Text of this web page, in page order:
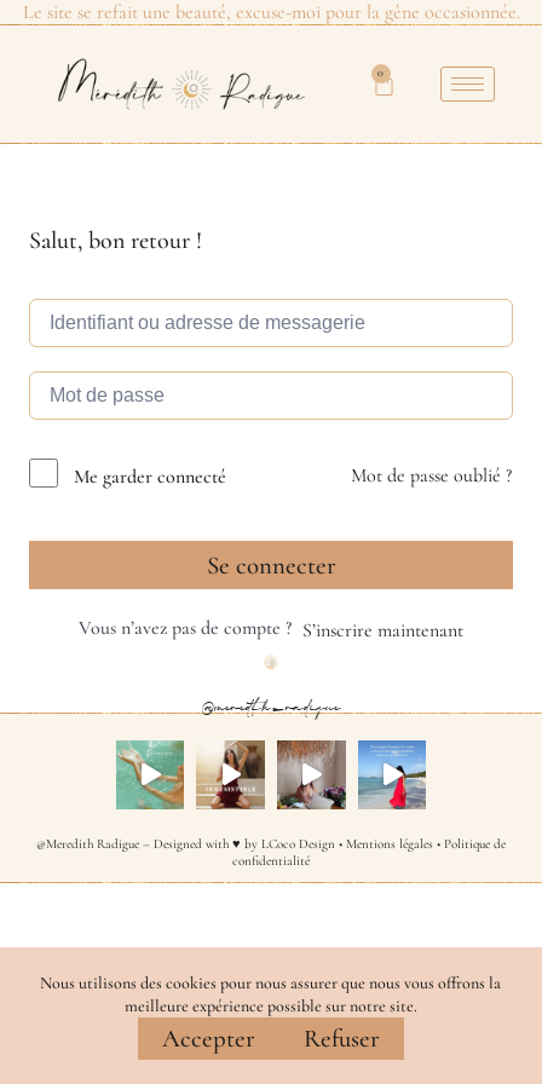
Nous utilisons des cookies pour nous assurer que nous vous offrons la
meilleure expérience possible sur notre site.
Accepter Refuser
Le site se refait une beauté, excuse-moi pour la gêne occasionnée.
0
Salut, bon retour !
Me garder connecté Mot de passe oublié ?
Se connecter
Vous n’avez pas de compte ? S’inscrire maintenant
@meredith_radigue
@Meredith Radigue – Designed with ♥ by LCoco Design • Mentions légales • Politique de
confidentialité